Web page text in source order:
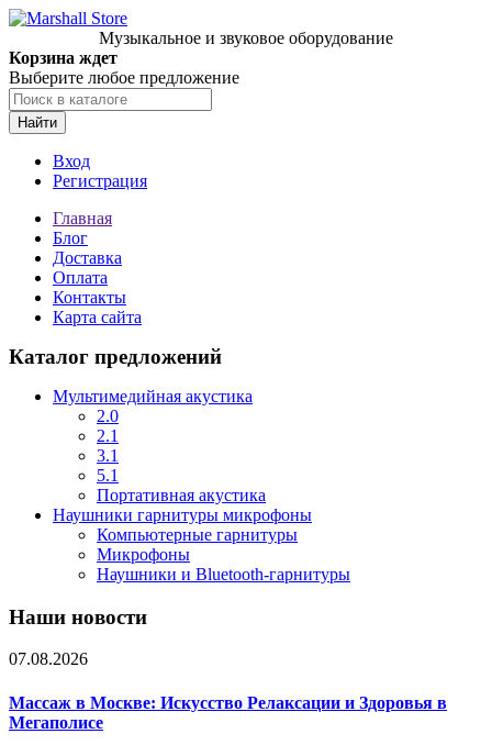
Музыкальное и звуковое оборудование
Корзина ждет
Выберите любое предложение
Найти
Вход
Регистрация
Главная
Блог
Доставка
Оплата
Контакты
Карта сайта
Каталог предложений
Мультимедийная акустика
2.0
2.1
3.1
5.1
Портативная акустика
Наушники гарнитуры микрофоны
Компьютерные гарнитуры
Микрофоны
Наушники и Bluetooth-гарнитуры
Наши новости
07.08.2026
Массаж в Москве: Искусство Релаксации и Здоровья в
Мегаполисе